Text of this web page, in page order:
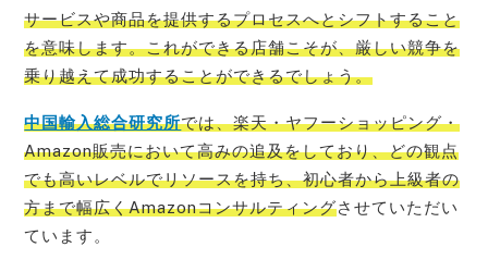
サービスや商品を提供するプロセスへとシフトすること
を意味します。これができる店舗こそが、厳しい競争を
乗り越えて成功することができるでしょう。
中国輸入総合研究所では、楽天・ヤフーショッピング・
Amazon販売において高みの追及をしており、どの観点
でも高いレベルでリソースを持ち、初心者から上級者の
方まで幅広くAmazonコンサルティングさせていただい
ています。